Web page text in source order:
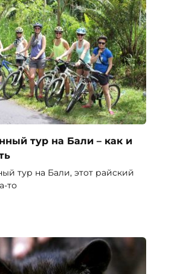
тур на Бали – как и
тур на Бали, этот райский
то